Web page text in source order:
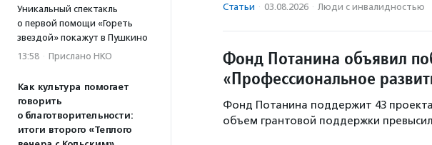
Уникальный спектакль
о первой помощи «Гореть
звездой» покажут в Пушкино
13:58 · Прислано НКО
Как культура помогает
говорить
о благотворительности:
итоги второго «Теплого
Статьи · 03.08.2026 · Люди с инвалидностью
Фонд Потанина объявил
«Профессиональное
Фонд Потанина поддержит 43
объем грантовой поддержки